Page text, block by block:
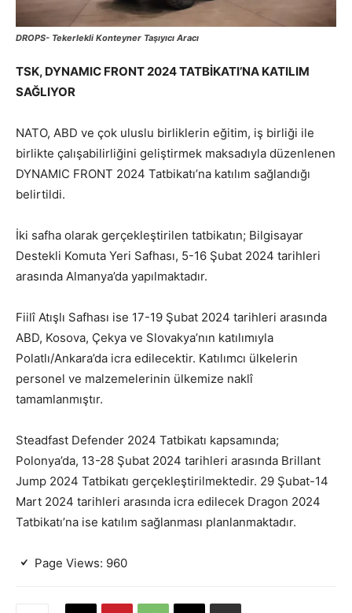
DROPS- Tekerlekli Konteyner Taşıyıcı Aracı
TSK, DYNAMIC FRONT 2024 TATBİKATI’NA KATILIM
SAĞLIYOR
NATO, ABD ve çok uluslu birliklerin eğitim, iş birliği ile
birlikte çalışabilirliğini geliştirmek maksadıyla düzenlenen
DYNAMIC FRONT 2024 Tatbikatı’na katılım sağlandığı
belirtildi.
İki safha olarak gerçekleştirilen tatbikatın; Bilgisayar
Destekli Komuta Yeri Safhası, 5-16 Şubat 2024 tarihleri
arasında Almanya’da yapılmaktadır.
Fiilî Atışlı Safhası ise 17-19 Şubat 2024 tarihleri arasında
ABD, Kosova, Çekya ve Slovakya’nın katılımıyla
Polatlı/Ankara’da icra edilecektir. Katılımcı ülkelerin
personel ve malzemelerinin ülkemize naklî
tamamlanmıştır.
Steadfast Defender 2024 Tatbikatı kapsamında;
Polonya’da, 13-28 Şubat 2024 tarihleri arasında Brillant
Jump 2024 Tatbikatı gerçekleştirilmektedir. 29 Şubat-14
Mart 2024 tarihleri arasında icra edilecek Dragon 2024
Tatbikatı’na ise katılım sağlanması planlanmaktadır.
Page Views: 960